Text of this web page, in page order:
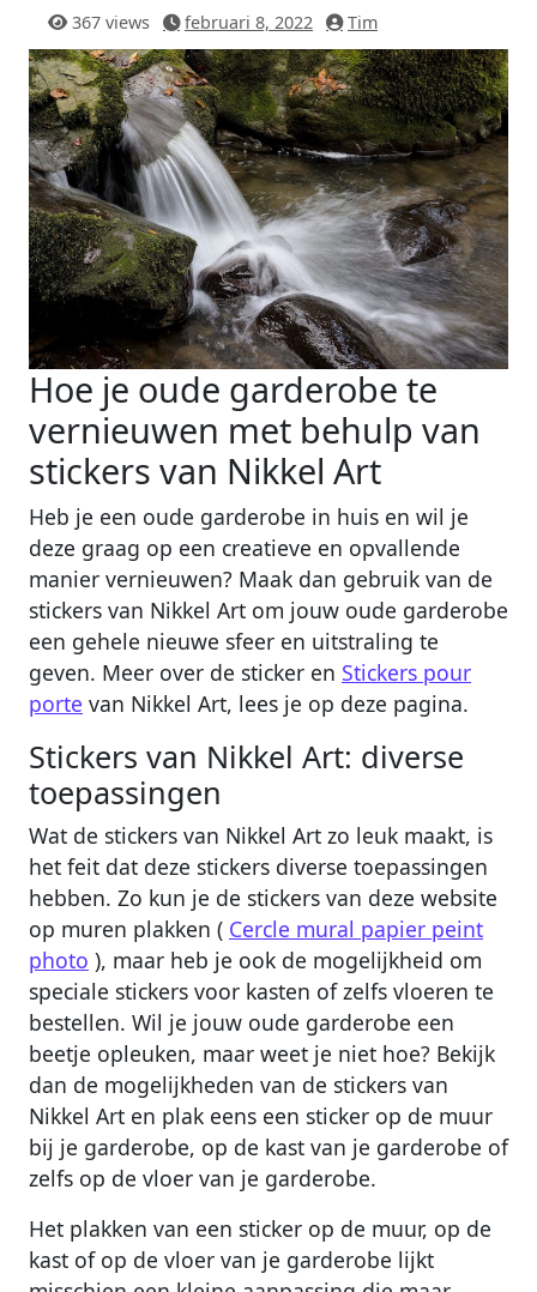
367 views februari 8, 2022 Tim
Hoe je oude garderobe te
vernieuwen met behulp van
stickers van Nikkel Art
Heb je een oude garderobe in huis en wil je
deze graag op een creatieve en opvallende
manier vernieuwen? Maak dan gebruik van de
stickers van Nikkel Art om jouw oude garderobe
een gehele nieuwe sfeer en uitstraling te
geven. Meer over de sticker en Stickers pour
porte van Nikkel Art, lees je op deze pagina.
Stickers van Nikkel Art: diverse
toepassingen
Wat de stickers van Nikkel Art zo leuk maakt, is
het feit dat deze stickers diverse toepassingen
hebben. Zo kun je de stickers van deze website
op muren plakken ( Cercle mural papier peint
photo ), maar heb je ook de mogelijkheid om
speciale stickers voor kasten of zelfs vloeren te
bestellen. Wil je jouw oude garderobe een
beetje opleuken, maar weet je niet hoe? Bekijk
dan de mogelijkheden van de stickers van
Nikkel Art en plak eens een sticker op de muur
bij je garderobe, op de kast van je garderobe of
zelfs op de vloer van je garderobe.
Het plakken van een sticker op de muur, op de
kast of op de vloer van je garderobe lijkt